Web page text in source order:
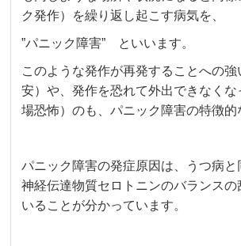
ク発作）を繰り返し起こす病気を、
”パニック障害” といいます。
このような発作が再発することへの
安）や、発作を恐れて外出できなく
場恐怖）のも、パニック障害の特徴的
パニック障害の発症原因は、うつ病
神経伝達物質セロトニンのバランスの
いることが分かっています。